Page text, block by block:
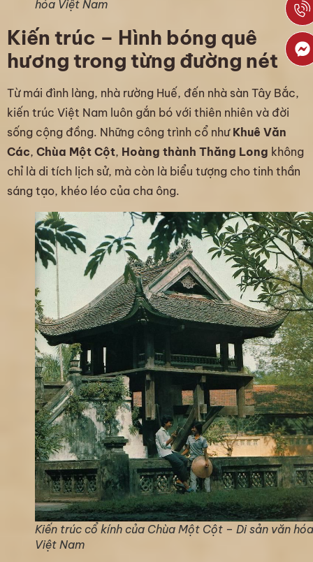
hóa Việt Nam
Kiến trúc – Hình bóng quê
hương trong từng đường nét
Từ mái đình làng, nhà rường Huế, đến nhà sàn Tây Bắc,
kiến trúc Việt Nam luôn gắn bó với thiên nhiên và đời
sống cộng đồng. Những công trình cổ như Khuê Văn
Các, Chùa Một Cột, Hoàng thành Thăng Long không
chỉ là di tích lịch sử, mà còn là biểu tượng cho tinh thần
sáng tạo, khéo léo của cha ông.
Kiến trúc cổ kính của Chùa Một Cột – Di sản văn hóa
Việt Nam